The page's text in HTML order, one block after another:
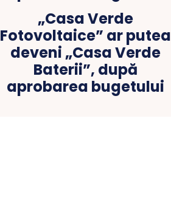
„Casa Verde
Fotovoltaice” ar putea
deveni „Casa Verde
Baterii”, după
aprobarea bugetului